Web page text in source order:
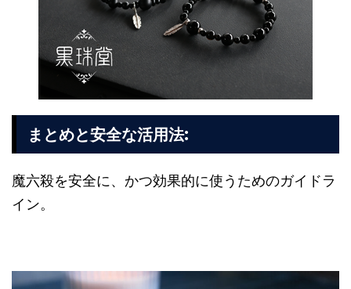
まとめと安全な活用法:
魔六殺を安全に、かつ効果的に使うためのガイドラ
イン。